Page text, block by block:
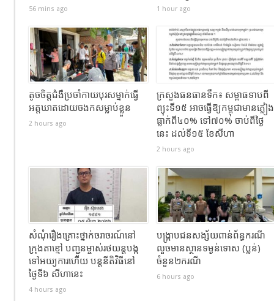
56 mins ago 1 hour ago
តូចចិត្តជំងឺប្រចាំកាយបុរសម្នាក់ធ្វេី
អត្តឃាតដោយចងកសម្លាប់ខ្លួន
2 hours ago
ក្រសួងធនធានទឹក​​៖​ សម្ពាធទាបពី
ព្យុះទី១៥ អាចធ្វើឱ្យកម្ពុជាមានភ្លៀង
ធ្លាក់ពី៤០% ទៅ៧០% ចាប់ពីថ្ងៃ
នេះ ដល់ទី១៥ ខែសីហា
2 hours ago
សំណុំរឿងគ្រោះថ្នាក់ចរាចរណ៍នៅ
ក្រុងតាខ្មៅ បញ្ជូនម្ចាស់រថយន្តបង្ក
ទៅអយ្យការហើយ បន្តនីតិវិធីនៅ
ថ្ងៃទី៦ សីហានេះ
4 hours ago
បង្ក្រាបជនសង្ស័យពាន់ព័ន្ធករណី
លួចមានស្ថានទម្ងន់ទោស (ប្លន់)
ចំនួន២ករណី
6 hours ago